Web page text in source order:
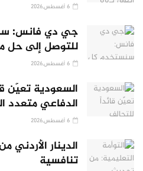
جي دي فانس:
للتوصل إلى حل
السعودية تعيّن
الدفاعي متعدد
الدينار الأردني
تنافسية